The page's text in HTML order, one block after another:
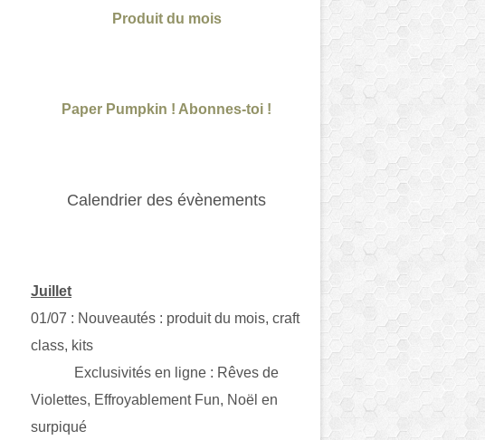
Produit du mois
Paper Pumpkin ! Abonnes-toi !
Calendrier des évènements
Juillet
01/07 : Nouveautés : produit du mois, craft
class, kits
Exclusivités en ligne : Rêves de
Violettes, Effroyablement Fun, Noël en
surpiqué